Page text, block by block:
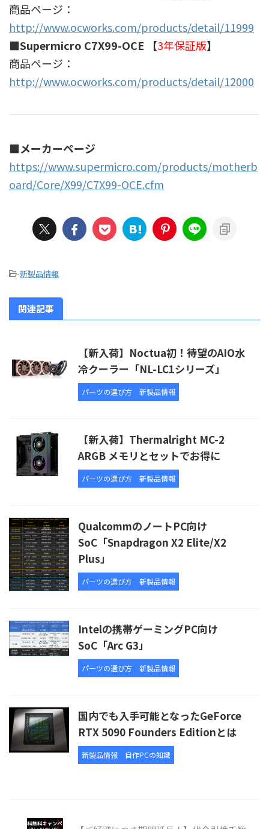
商品ページ：
http://www.ocworks.com/products/detail/11999
■Supermicro C7X99-OCE 【3年保証版】
商品ページ：
http://www.ocworks.com/products/detail/12000
■メーカーページ
https://www.supermicro.com/products/motherb
oard/Core/X99/C7X99-OCE.cfm
-新製品情報
関連記事
【新入荷】Noctua初！待望のAIO水
冷クーラー「NL-LC1シリーズ」
パーツの選び方 新製品情報
【新入荷】Thermalright MC-2
ARGB メモリとセットでお得に
パーツの選び方 新製品情報
QualcommのノートPC向け
SoC「Snapdragon X2 Elite/X2
Plus」
パーツの選び方 新製品情報
Intelの携帯ゲーミングPC向け
SoC「Arc G3」
パーツの選び方 新製品情報
国内でも入手可能となったGeForce
RTX 5090 Founders Editionとは
新製品情報 自作PCの知識